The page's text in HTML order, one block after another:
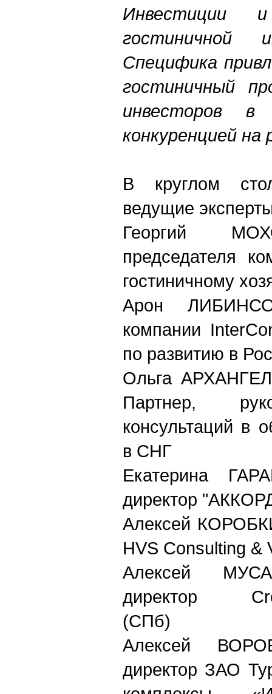
Инвестиции
гостиничной
Специфика
гостиничный
инвесторов
конкуренцией на
В круглом
ведущие
Георгий
председателя
гостиничному
Арон
компании
по развитию в
Ольга
Партнер,
консультаций в
в СНГ
Екатерина
директор
Алексей
HVS Consulting &
Алексей
директор
(СПб)
Алексей
директор ЗАО